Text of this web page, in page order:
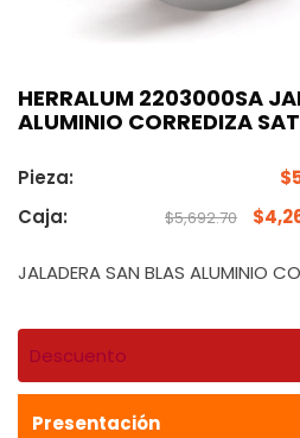
HERRALUM 2203000SA
ALUMINIO CORREDIZA
Pieza: $
Caja:
$5,692.70 $
JALADERA SAN BLAS ALUMINIO
Descuento
Presentación